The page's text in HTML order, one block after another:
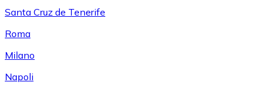
Santa Cruz de Tenerife
Roma
Milano
Napoli